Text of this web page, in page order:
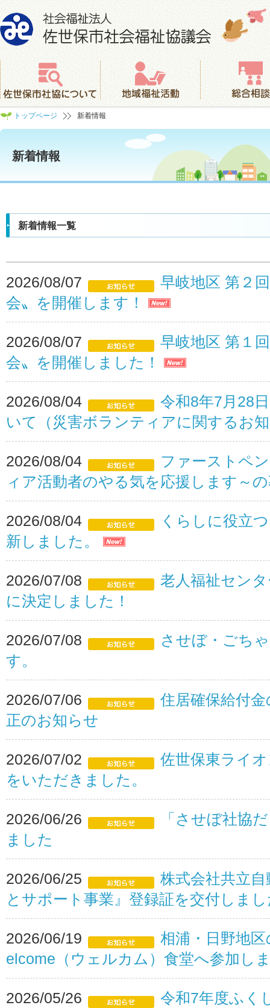
社会福祉法人 佐世保市社会福祉協議会
佐世保市社協について
地域福祉活動
総合相談
トップページ
新着情報
新着情報
新着情報一覧
2026/08/07
早岐地区 第２
会〟を開催します！
2026/08/07
早岐地区 第１
会〟を開催しました！
2026/08/04
令和8年7月28
いて（災害ボランティアに関するお
2026/08/04
ファーストペ
ィア活動者のやる気を応援します～
2026/08/04
くらしに役立
新しました。
2026/07/08
老人福祉セン
に決定しました！
2026/07/08
させぼ・ごち
す。
2026/07/06
住居確保給付
正のお知らせ
2026/07/02
佐世保東ライ
をいただきました。
2026/06/26
「させぼ社協
ました
2026/06/25
株式会社共立
とサポート事業』登録証を交付しま
2026/06/19
相浦・日野地
elcome（ウェルカム）食堂へ参加し
2026/05/26
令和7年度ふく